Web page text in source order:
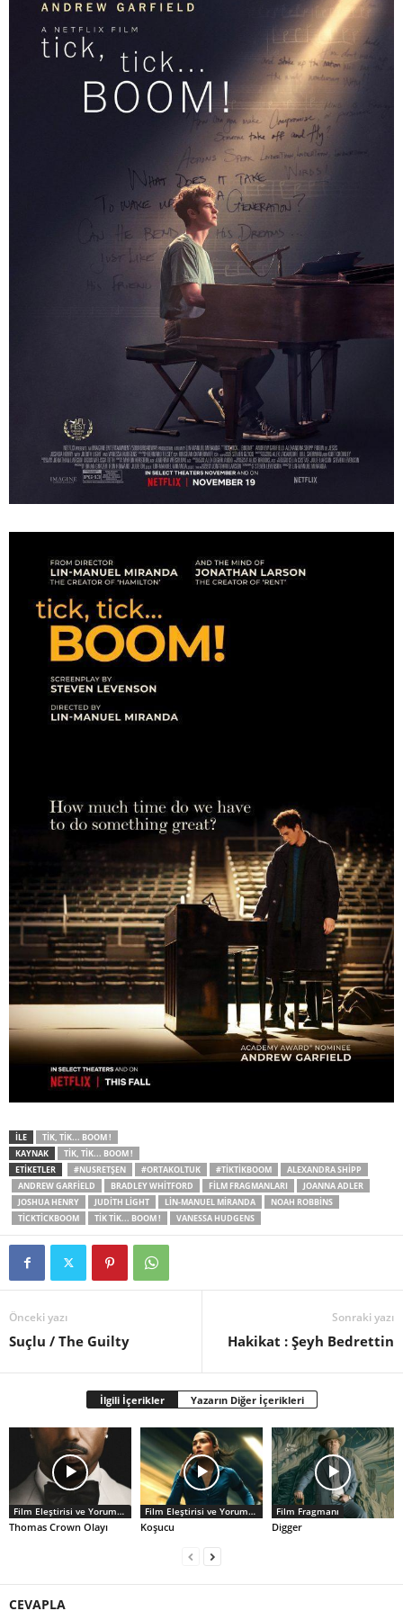
İLE
TIK, TIK... BOOM !
KAYNAK
TIK, TIK... BOOM !
ETİKETLER
#NUSRETŞEN #ORTAKOLTUK #TIKTIKBOOM
ALEXANDRA SHIPP
ANDREW GARFIELD
BRADLEY WHITFORD FILM FRAGMANLARI
JOANNA ADLER
JOSHUA HENRY
JUDITH LIGHT LIN-MANUEL MIRANDA
NOAH ROBBINS
TICKTICKBOOM
TIK TIK... BOOM ! VANESSA HUDGENS
Önceki yazı
Suçlu / The Guilty
Sonraki yazı
Hakikat : Şeyh Bedrettin
İlgili İçerikler Yazarın Diğer İçerikleri
Film Eleştirisi ve Yorumlar
Thomas Crown Olayı
Film Eleştirisi ve Yorumlar
Koşucu
Film Fragmanı
Digger
CEVAPLA